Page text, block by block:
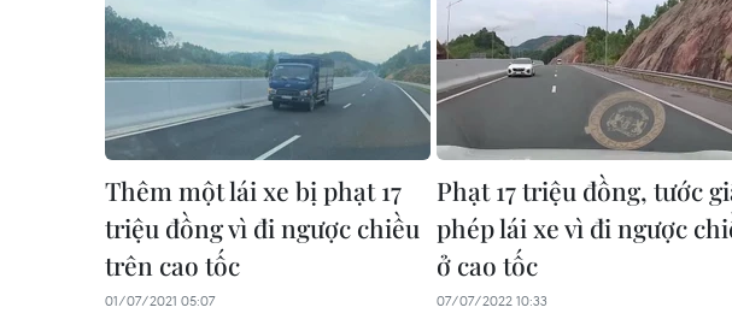
Thêm một lái xe bị phạt 17
triệu đồng vì đi ngược chiều
trên cao tốc
01/07/2021 05:07
Phạt 17 triệu đồng, tước
phép lái xe vì đi ngược
ở cao tốc
07/07/2022 10:33